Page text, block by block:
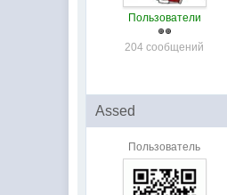
Пользователи
204 сообщений
Assed
Пользователь